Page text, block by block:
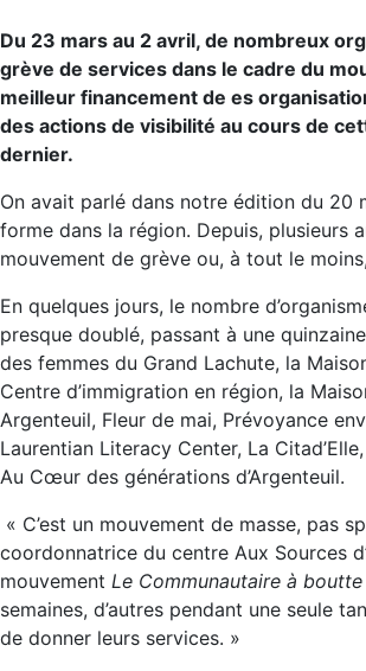
Du 23 mars au 2 avril, de nombreux
grève de services dans le cadre du
meilleur financement de es
des actions de visibilité au cours de
dernier.
On avait parlé dans notre édition du 20
forme dans la région. Depuis, plusieurs
mouvement de grève ou, à tout le
En quelques jours, le nombre
presque doublé, passant à une
des femmes du Grand Lachute, la
Centre d’immigration en région, la
Argenteuil, Fleur de mai, Prévoyance
Laurentian Literacy Center, La
Au Cœur des générations d’Argenteuil.
« C’est un mouvement de masse, pas
coordonnatrice du centre Aux Sources
mouvement Le Communautaire à boutte
semaines, d’autres pendant une seule
de donner leurs services. »